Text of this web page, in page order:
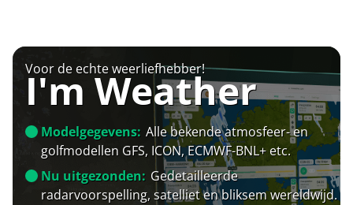
Voor de echte weerliefhebber!
I'm Weather
Modelgegevens: Alle bekende atmosfeer- en
golfmodellen GFS, ICON, ECMWF-BNL+ etc.
Nu uitgezonden: Gedetailleerde
radarvoorspelling, satelliet en bliksem wereldwijd.